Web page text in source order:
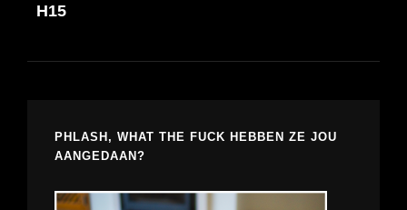
H15
PHLASH, WHAT THE FUCK HEBBEN ZE JOU
AANGEDAAN?